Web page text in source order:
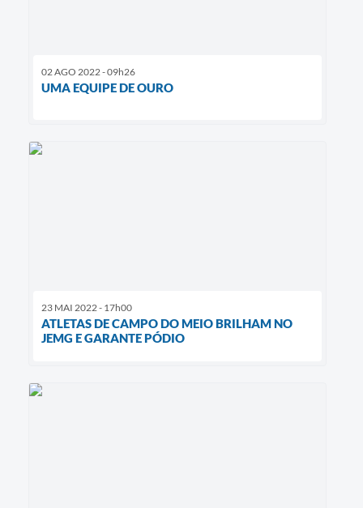
02 AGO 2022 - 09h26
UMA EQUIPE DE OURO
23 MAI 2022 - 17h00
ATLETAS DE CAMPO DO MEIO BRILHAM NO
JEMG E GARANTE PÓDIO